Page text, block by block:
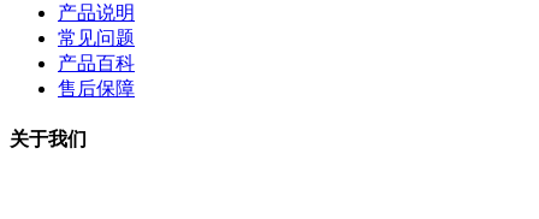
产品说明
常见问题
产品百科
售后保障
关于我们